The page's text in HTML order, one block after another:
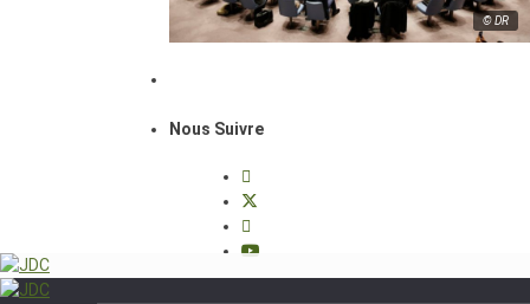
© DR
Nous Suivre